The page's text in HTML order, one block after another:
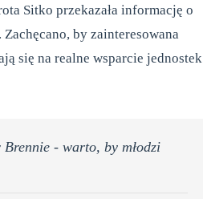
Sitko przekazała informację o
by zainteresowana
się na realne wsparcie jednostek
- warto, by młodzi